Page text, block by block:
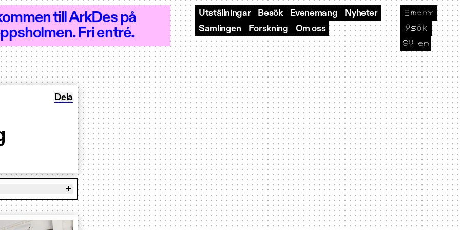
Öppet 10–20
till ArkDes på
Fri entré.
Utställningar Besök Evenemang
Nyheter
Samlingen
Forskning Om oss
meny
🔎sök
CURRENT
SV Byt
en
Dela Visning av Worldglimpsing
Dela